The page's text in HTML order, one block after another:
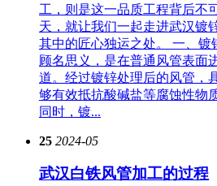
工，则是这一品质工程背后不
天，就让我们一起走进武汉镀
其中的匠心独运之处。 一、镀
顾名思义，是在普通风管表面
道。经过镀锌处理后的风管，
够有效抵抗酸碱盐等腐蚀性物
同时，镀...
25 2024-05
武汉白铁风管加工的过程